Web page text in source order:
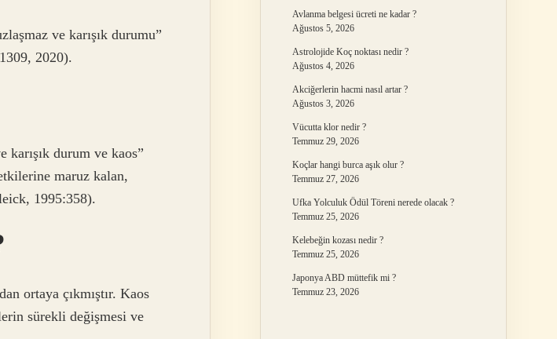
ve karışık durumu”
2020).
durum ve kaos”
maruz kalan,
1995:358).
ortaya çıkmıştır. Kaos
sürekli değişmesi ve
Avlanma belgesi ücreti ne kadar ?
Ağustos 5, 2026
Astrolojide Koç noktası nedir ?
Ağustos 4, 2026
Akciğerlerin hacmi nasıl artar ?
Ağustos 3, 2026
Vücutta klor nedir ?
Temmuz 29, 2026
Koçlar hangi burca aşık olur ?
Temmuz 27, 2026
Ufka Yolculuk Ödül Töreni nerede olacak ?
Temmuz 25, 2026
Kelebeğin kozası nedir ?
Temmuz 25, 2026
Japonya ABD müttefik mi ?
Temmuz 23, 2026